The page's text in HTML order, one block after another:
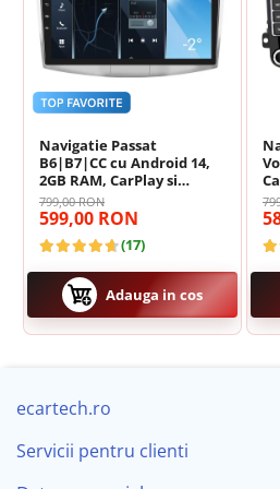
🎵 Sunet Profesional
Pasionații de muzică vor aprecia
sunet ( DSP) cu egalizator pe 36
reglarea fină a acusticii, oferind un
profund și o scenă sonoră perfect
habitaclul masinii tale.
Navigatie Passat
B6|B7|CC cu Android 14,
2GB RAM, CarPlay si
Anroid Auto, Mirror Link,
Wi-fi, Youtube, Waze,
ecran HD 10.1 Inch
799,00 RON
599,00 RON
(17)
Adauga in cos
5,
ecartech.ro
Servicii pentru clienti